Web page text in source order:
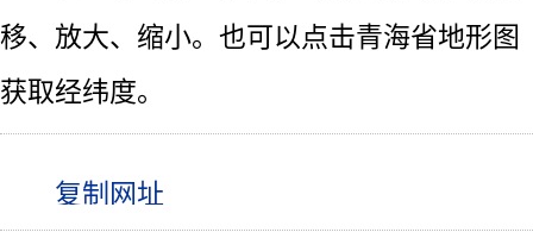
移、放大、缩小。也可以点击青海省地形图
获取经纬度。